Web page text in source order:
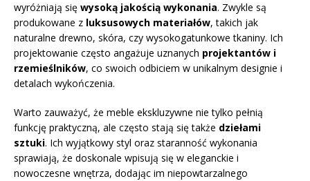
wyróżniają się wysoką jakością wykonania. Zwykle są
produkowane z luksusowych materiałów, takich jak
naturalne drewno, skóra, czy wysokogatunkowe tkaniny. Ich
projektowanie często angażuje uznanych projektantów i
rzemieślników, co swoich odbiciem w unikalnym designie i
detalach wykończenia.
Warto zauważyć, że meble ekskluzywne nie tylko pełnią
funkcję praktyczną, ale często stają się także dziełami
sztuki. Ich wyjątkowy styl oraz staranność wykonania
sprawiają, że doskonale wpisują się w eleganckie i
nowoczesne wnętrza, dodając im niepowtarzalnego